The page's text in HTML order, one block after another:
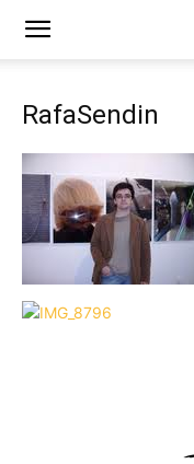
RafaSendin